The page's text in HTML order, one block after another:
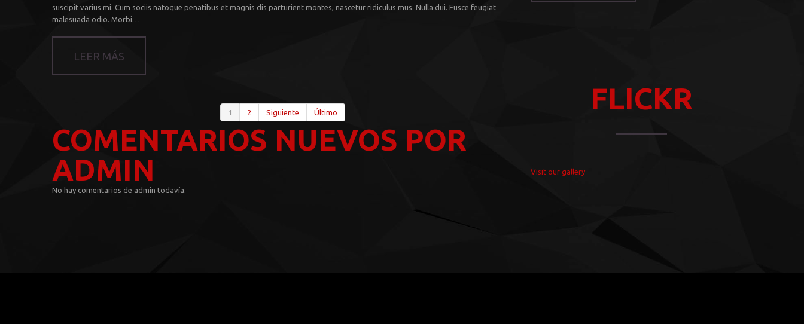
suscipit varius mi. Cum sociis natoque penatibus et magnis dis parturient montes, nascetur ridiculus mus. Nulla dui. Fusce feugiat
malesuada odio. Morbi…
LEER MÁS
1 2 Siguiente Último
COMENTARIOS NUEVOS POR
ADMIN
No hay comentarios de admin todavía.
FLICKR
Visit our gallery